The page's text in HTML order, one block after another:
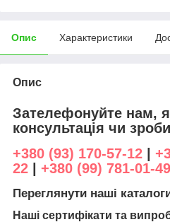
Опис Характеристики
Опис
Зателефонуйте нам,
консультація чи
+380 (93) 170-57-12
22
+380 (99) 781-01-49
Переглянути наші
Наші сертифікати та